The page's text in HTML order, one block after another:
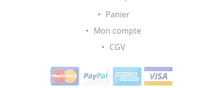
Panier
Mon compte
CGV